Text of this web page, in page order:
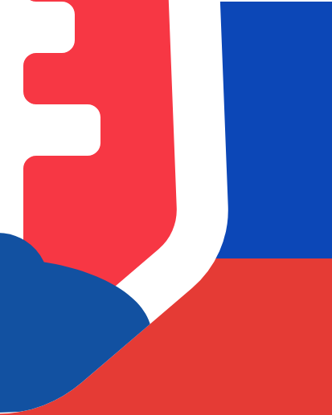
ne confirmiez votre transfert, afin que vous sachiez
que, lorsqu’il s’agit de votre argent, le
— est une norme internationale permettant
recevoir des virements internationaux de manière